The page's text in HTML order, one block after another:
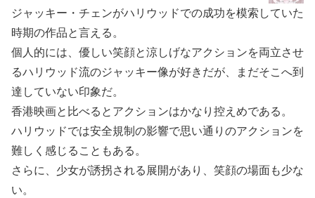
ジャッキー・チェンがハリウッドでの成功を模索していた
時期の作品と言える。
個人的には、優しい笑顔と涼しげなアクションを両立させ
るハリウッド流のジャッキー像が好きだが、まだそこへ到
達していない印象だ。
香港映画と比べるとアクションはかなり控えめである。
ハリウッドでは安全規制の影響で思い通りのアクションを
難しく感じることもある。
さらに、少女が誘拐される展開があり、笑顔の場面も少な
い。